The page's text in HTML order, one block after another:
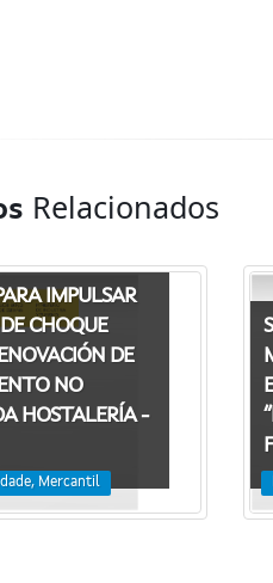
Relacionados
IMPULSAR
CHOQUE
DE
NO
HOSTALERÍA -
Mercantil